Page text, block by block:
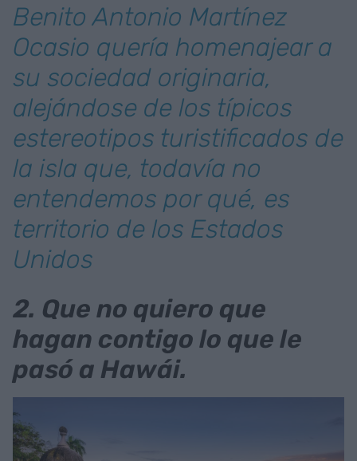
Benito Antonio Martínez
Ocasio quería homenajear a
su sociedad originaria,
alejándose de los típicos
estereotipos turistificados de
la isla que, todavía no
entendemos por qué, es
territorio de los Estados
Unidos
2. Que no quiero que
hagan contigo lo que le
pasó a Hawái.